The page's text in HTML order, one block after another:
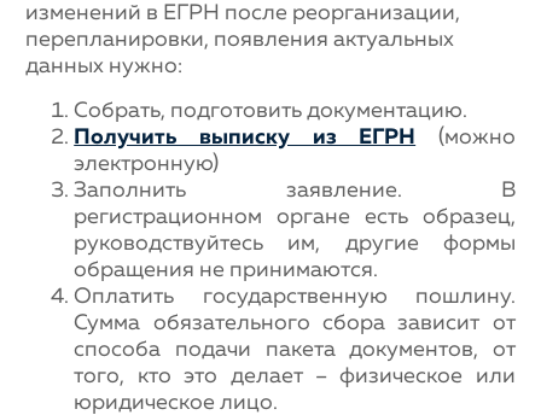
изменений в ЕГРН после реорганизации,
перепланировки, появления актуальных
данных нужно:
Собрать, подготовить документацию.
Получить выписку из ЕГРН
(можно
электронную)
Заполнить заявление. В
регистрационном органе есть образец,
руководствуйтесь им, другие формы
обращения не принимаются.
Оплатить государственную пошлину.
Сумма обязательного сбора зависит от
способа подачи пакета документов, от
того, кто это делает – физическое или
юридическое лицо.